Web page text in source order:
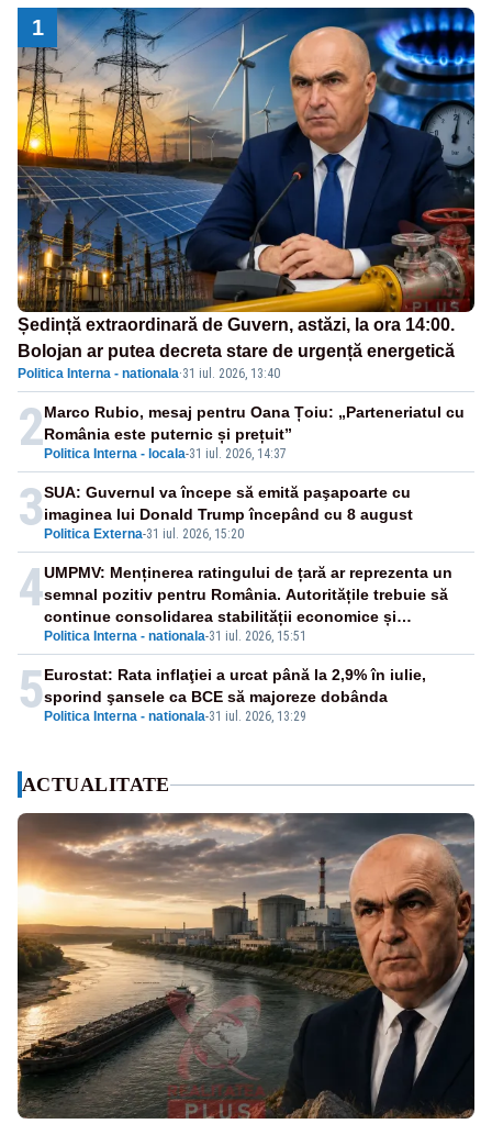
1
Ședință extraordinară de Guvern, astăzi, la ora 14:00.
Bolojan ar putea decreta stare de urgență energetică
Politica Interna - nationala·31 iul. 2026, 13:40
2 Politica Interna - locala-31 iul. 2026, 14:37
Marco Rubio, mesaj pentru Oana Țoiu: „Parteneriatul cu
România este puternic și prețuit”
3 Politica Externa-31 iul. 2026, 15:20
SUA: Guvernul va începe să emită paşapoarte cu
imaginea lui Donald Trump începând cu 8 august
4
Politica Interna - nationala-31 iul. 2026, 15:51
UMPMV: Menținerea ratingului de țară ar reprezenta un
semnal pozitiv pentru România. Autoritățile trebuie să
continue consolidarea stabilității economice și
financiare
5 Politica Interna - nationala-31 iul. 2026, 13:29
Eurostat: Rata inflaţiei a urcat până la 2,9% în iulie,
sporind şansele ca BCE să majoreze dobânda
ACTUALITATE